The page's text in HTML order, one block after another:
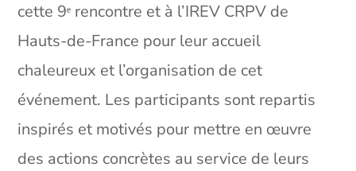
cette 9ᵉ rencontre et à l’IREV CRPV de
Hauts-de-France pour leur accueil
chaleureux et l’organisation de cet
événement. Les participants sont repartis
inspirés et motivés pour mettre en œuvre
des actions concrètes au service de leurs